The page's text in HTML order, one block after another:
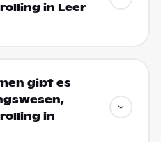
in Leer
gibt es
in